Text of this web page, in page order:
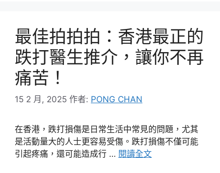
最佳拍拍拍：香港最正的
跌打醫生推介，讓你不再
痛苦！
15 2 月, 2025 作者: PONG CHAN
在香港，跌打損傷是日常生活中常見的問題，尤其
是活動量大的人士更容易受傷。跌打損傷不僅可能
引起疼痛，還可能造成行 … 閱讀全文